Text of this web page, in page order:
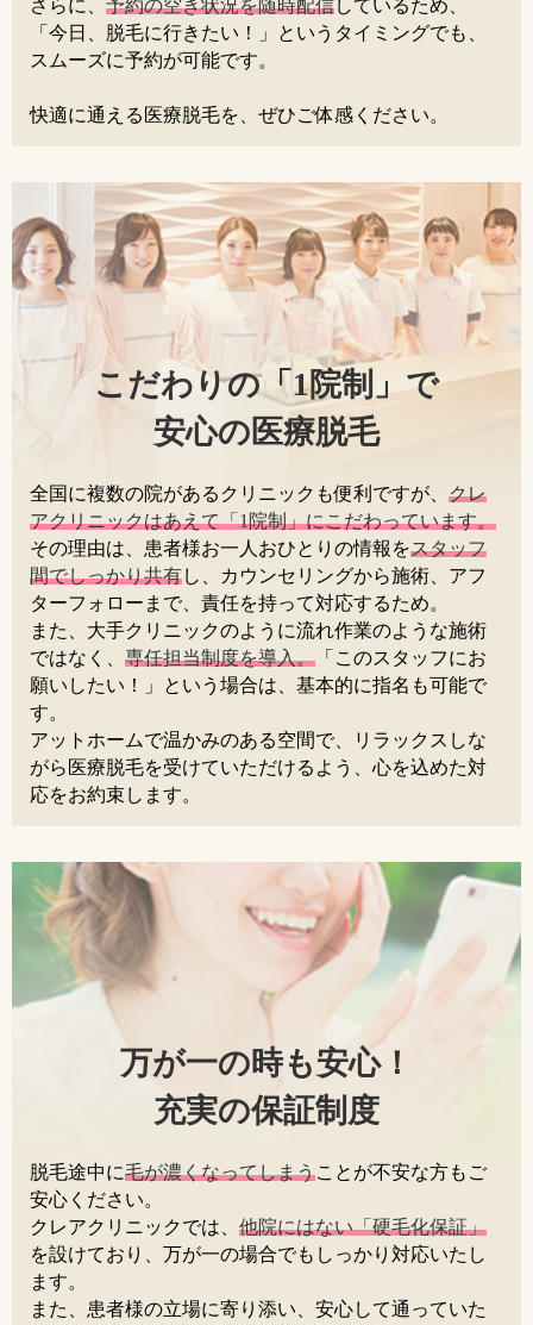
さらに、 予約の空き状況を随時配信しているため、
「今日、脱毛に行きたい！」というタイミングでも、
スムーズに予約が可能です。
快適に通える医療脱毛を、ぜひご体感ください。
こだわりの「1院制」で
安心の医療脱毛
全国に複数の院があるクリニックも便利ですが、 クレ
アクリニックはあえて「1院制」にこだわっています。
その理由は、患者様お一人おひとりの情報をスタッフ
間でしっかり共有し、カウンセリングから施術、アフ
ターフォローまで、責任を持って対応するため。
また、大手クリニックのように流れ作業のような施術
ではなく、 専任担当制度を導入。 「このスタッフにお
願いしたい！」という場合は、基本的に指名も可能で
す。
アットホームで温かみのある空間で、リラックスしな
がら医療脱毛を受けていただけるよう、心を込めた対
応をお約束します。
万が一の時も安心！
充実の保証制度
脱毛途中に毛が濃くなってしまうことが不安な方もご
安心ください。
クレアクリニックでは、 他院にはない「硬毛化保証」
を設けており、万が一の場合でもしっかり対応いたし
ます。
また、患者様の立場に寄り添い、安心して通っていた